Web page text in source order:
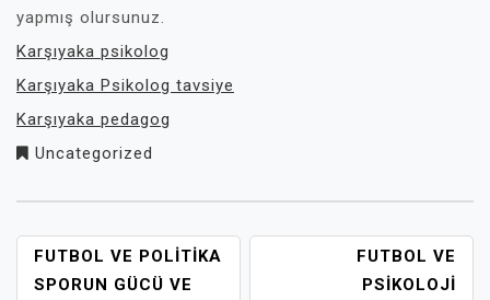
yapmış olursunuz.
Karşıyaka psikolog
Karşıyaka Psikolog tavsiye
Karşıyaka pedagog
Uncategorized
YAZI
GEZINMESI
FUTBOL VE POLITIKA
SPORUN GÜCÜ VE
FUTBOL VE
PSIKOLOJI